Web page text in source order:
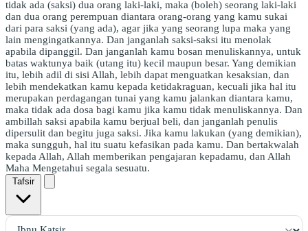
tidak ada (saksi) dua orang laki-laki, maka (boleh) seorang laki-laki
dan dua orang perempuan diantara orang-orang yang kamu sukai
dari para saksi (yang ada), agar jika yang seorang lupa maka yang
lain mengingatkannya. Dan janganlah saksi-saksi itu menolak
apabila dipanggil. Dan janganlah kamu bosan menuliskannya, untuk
batas waktunya baik (utang itu) kecil maupun besar. Yang demikian
itu, lebih adil di sisi Allah, lebih dapat menguatkan kesaksian, dan
lebih mendekatkan kamu kepada ketidakraguan, kecuali jika hal itu
merupakan perdagangan tunai yang kamu jalankan diantara kamu,
maka tidak ada dosa bagi kamu jika kamu tidak menuliskannya. Dan
ambillah saksi apabila kamu berjual beli, dan janganlah penulis
dipersulit dan begitu juga saksi. Jika kamu lakukan (yang demikian),
maka sungguh, hal itu suatu kefasikan pada kamu. Dan bertakwalah
kepada Allah, Allah memberikan pengajaran kepadamu, dan Allah
Maha Mengetahui segala sesuatu.
Tafsir